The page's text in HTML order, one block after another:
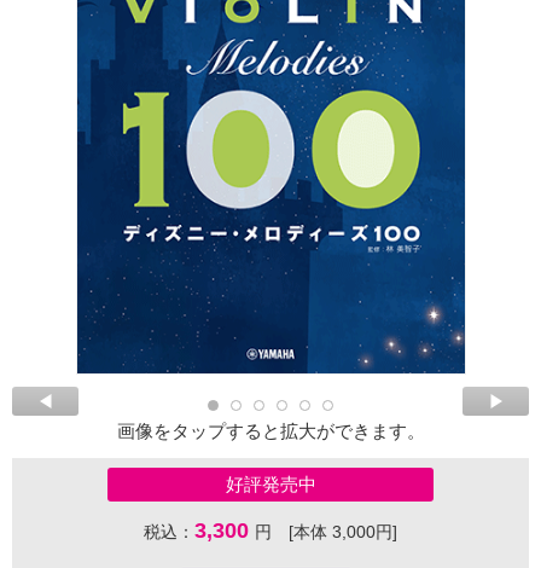
画像をタップすると拡大ができます。
好評発売中
税込： 3,300 円 [本体 3,000円]